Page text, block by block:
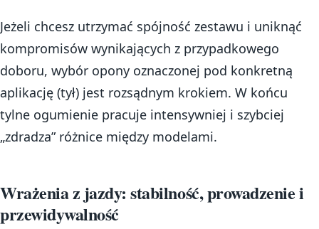
Jeżeli chcesz utrzymać spójność zestawu i uniknąć
kompromisów wynikających z przypadkowego
doboru, wybór opony oznaczonej pod konkretną
aplikację (tył) jest rozsądnym krokiem. W końcu
tylne ogumienie pracuje intensywniej i szybciej
„zdradza” różnice między modelami.
Wrażenia z jazdy: stabilność, prowadzenie i
przewidywalność